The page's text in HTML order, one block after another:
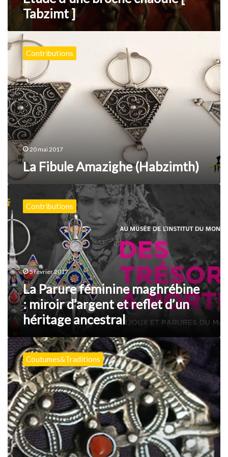
Tabzimt ]
Fibule
AmazigheContributions
20 mai 2017
La Fibule Amazighe (Habzimth)
Parure
féminine
maghrébine
miroir
d’argent
et
reflet
d’un
héritage
ancestral
Contributions
5 février 2017
La Parure féminine maghrébine
: miroir d’argent et reflet d’un
héritage ancestral
La
fibule
berbère
:
Le
type
Chaoui
Coutumes&Traditions